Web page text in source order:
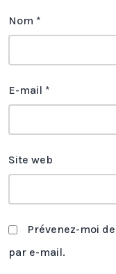
Nom *
E-mail *
Site web
Prévenez-moi
par e-mail.